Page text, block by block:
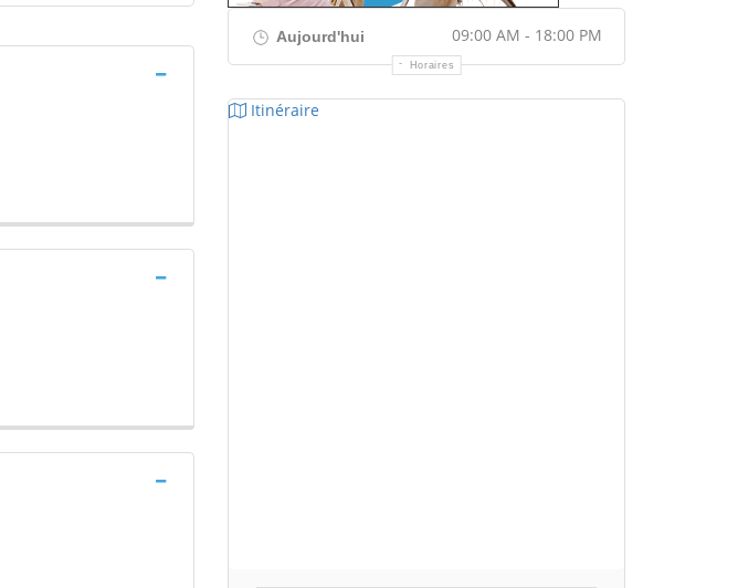
Aujourd'hui 09:00 AM - 18:00 PM
Horaires
Itinéraire